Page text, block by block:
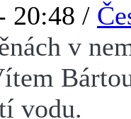
20:48 /
v
vodu.